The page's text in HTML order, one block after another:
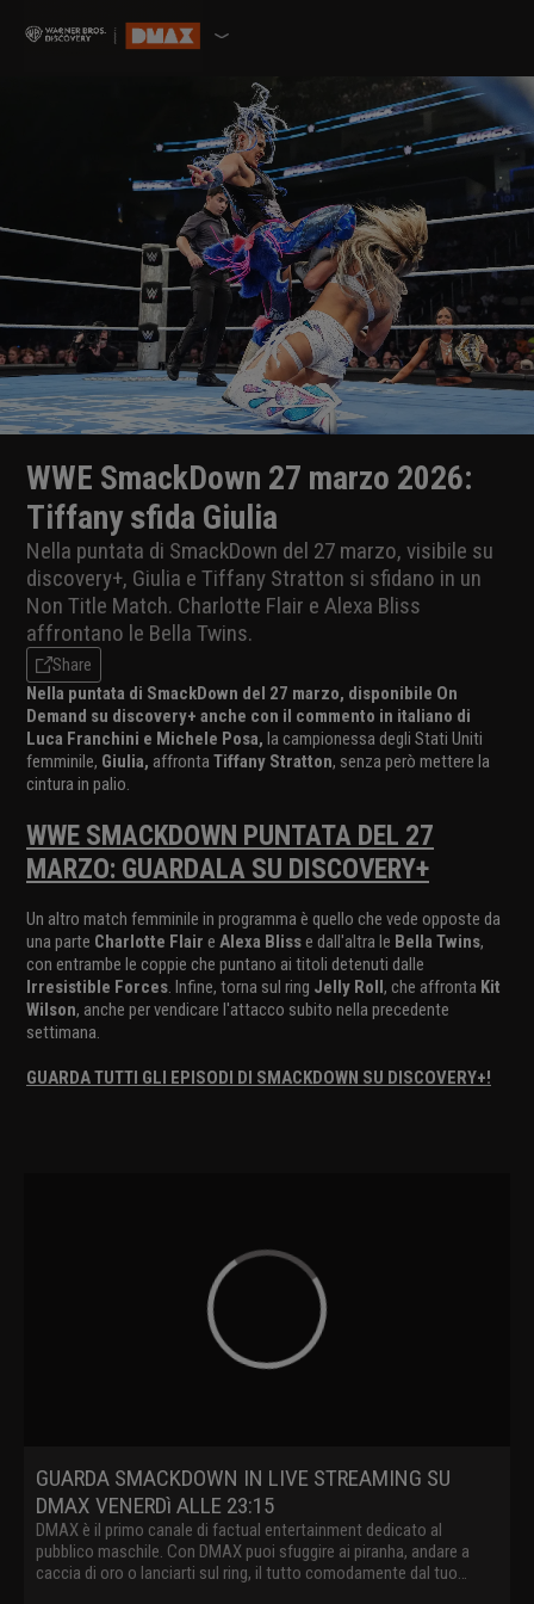
WWE SmackDown 27 marzo 2026:
Tiffany sfida Giulia
Nella puntata di SmackDown del 27 marzo, visibile su
discovery+, Giulia e Tiffany Stratton si sfidano in un
Non Title Match. Charlotte Flair e Alexa Bliss
affrontano le Bella Twins.
Share
Nella puntata di SmackDown del 27 marzo, disponibile On
Demand su discovery+ anche con il commento in italiano di
Luca Franchini e Michele Posa, la campionessa degli Stati Uniti
femminile, Giulia, affronta Tiffany Stratton, senza però mettere la
cintura in palio.
WWE SMACKDOWN PUNTATA DEL 27
MARZO: GUARDALA SU DISCOVERY+
Un altro match femminile in programma è quello che vede opposte da
una parte Charlotte Flair e Alexa Blisse dall'altra le Bella Twins,
con entrambe le coppie che puntano ai titoli detenuti dalle
Irresistible Forces . Infine, torna sul ring Jelly Roll, che affronta Kit
Wilson, anche per vendicare l'attacco subito nella precedente
settimana.
GUARDA TUTTI GLI EPISODI DI SMACKDOWN SU DISCOVERY+!
GUARDA SMACKDOWN IN LIVE STREAMING SU
DMAX VENERDì ALLE 23:15
DMAX è il primo canale di factual entertainment dedicato al
pubblico maschile. Con DMAX puoi sfuggire ai piranha, andare a
caccia di oro o lanciarti sul ring, il tutto comodamente dal tuo